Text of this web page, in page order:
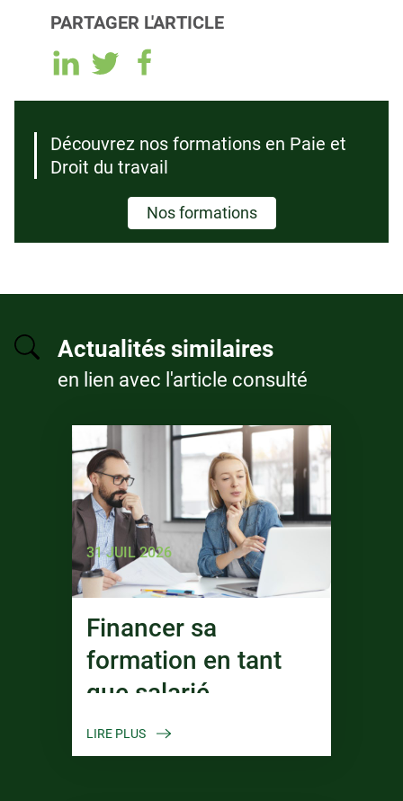
PARTAGER L'ARTICLE
Découvrez nos formations en Paie et
Droit du travail
Nos formations
Actualités similaires
en lien avec l'article consulté
31 JUIL 2026
Financer sa
formation en tant
que salarié
LIRE PLUS